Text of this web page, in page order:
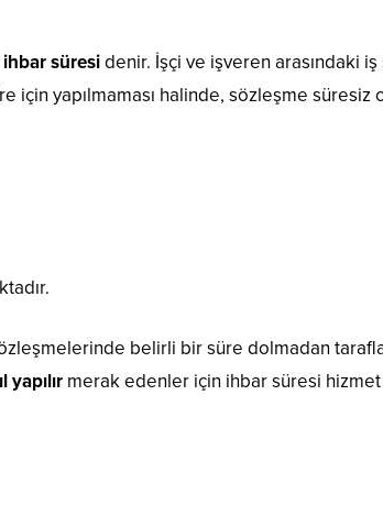
ihbar süresidenir. İşçi ve işveren arasındaki
için yapılmaması halinde, sözleşme süresiz
belirli bir süre dolmadan
merak edenler için ihbar süresi